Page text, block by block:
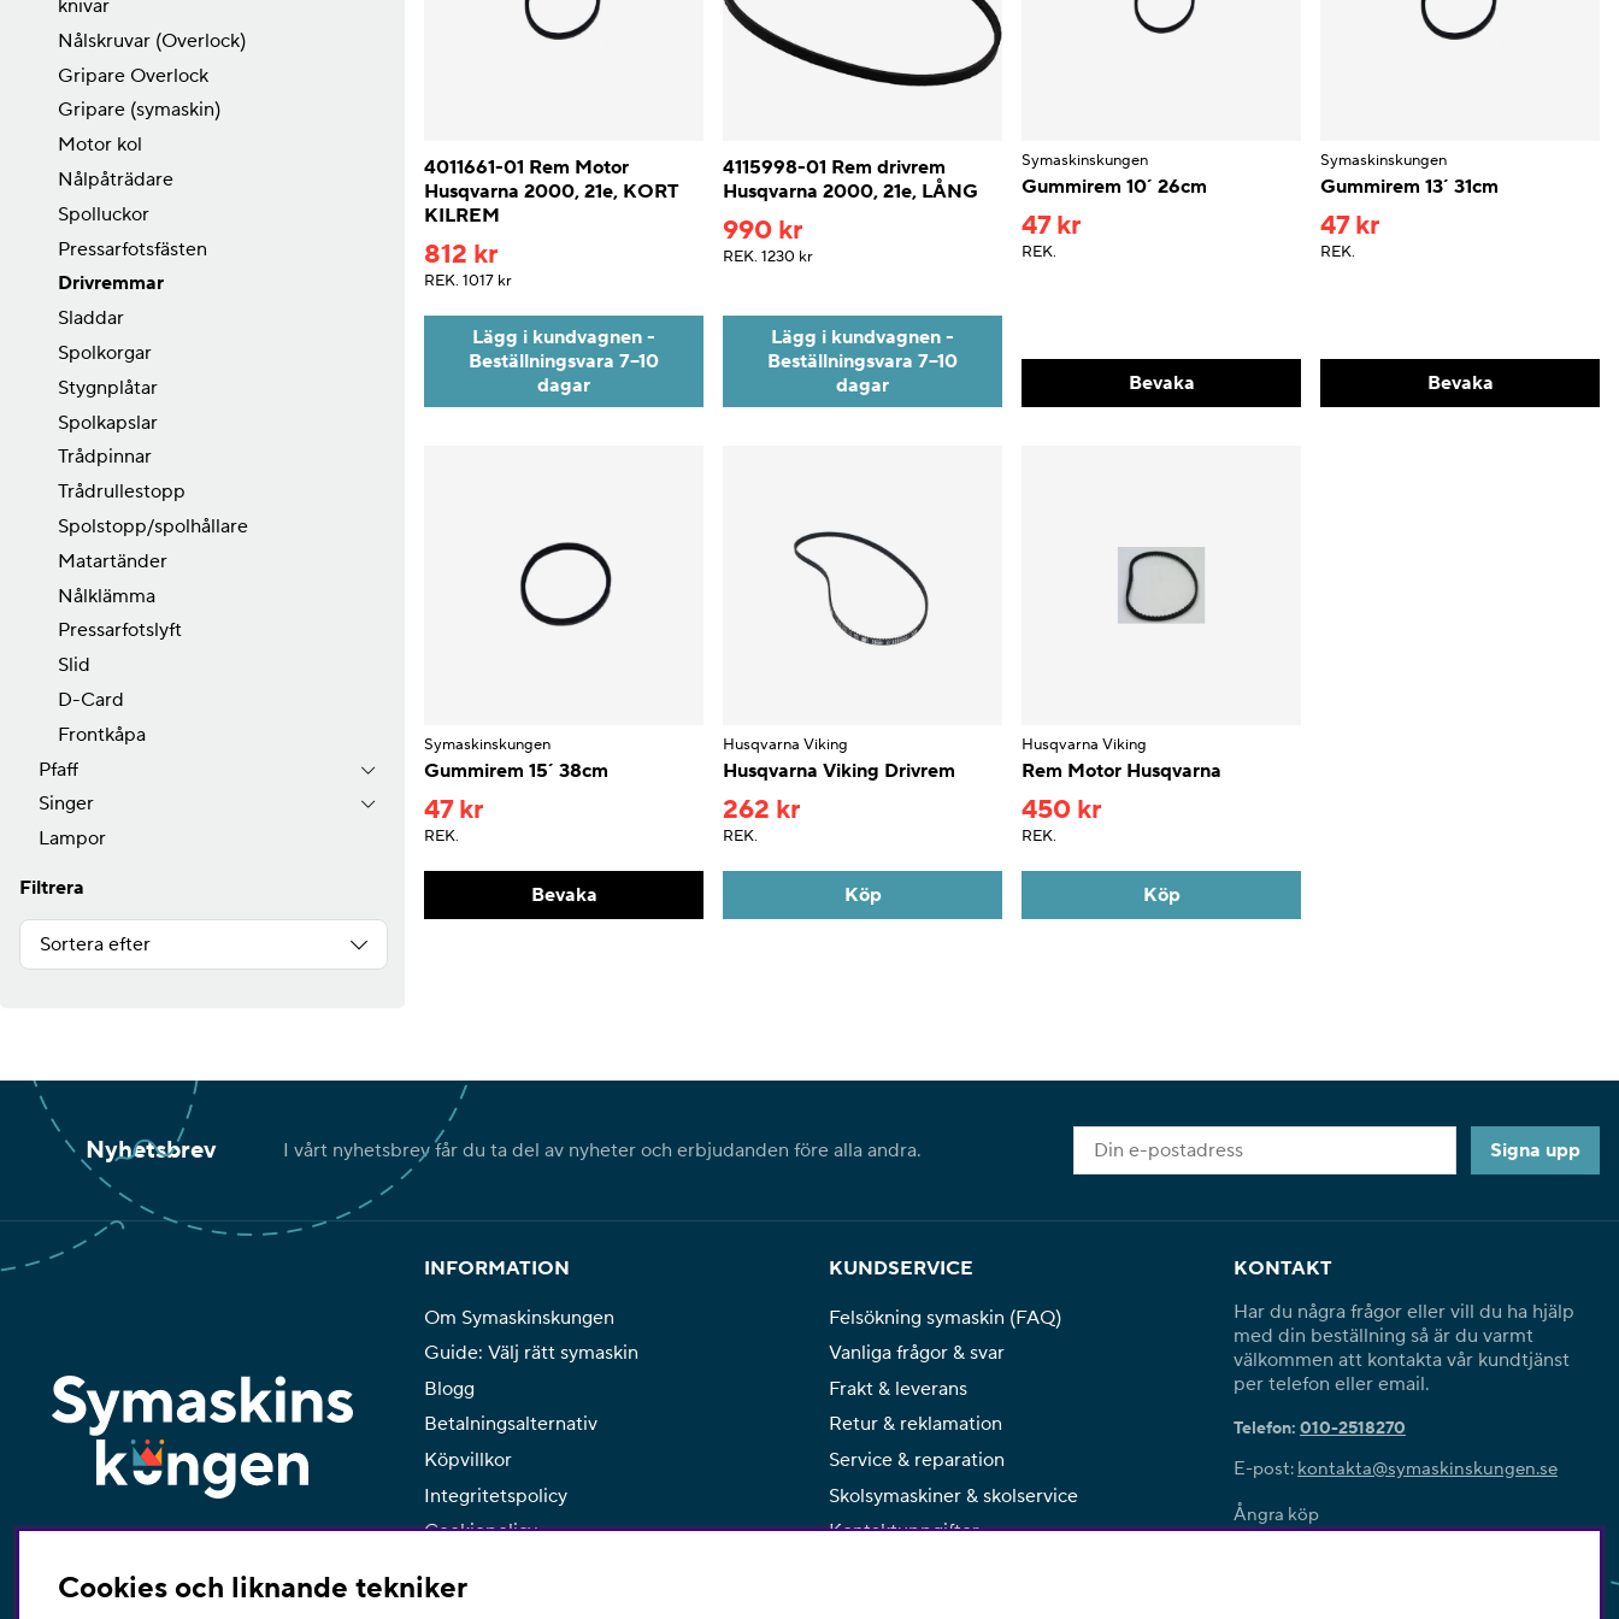
knivar
Nålskruvar (Overlock)
Gripare Overlock
Gripare (symaskin)
Motor kol
Nålpåträdare
Spolluckor
Pressarfotsfästen
Drivremmar
Sladdar
Spolkorgar
Stygnplåtar
Spolkapslar
Trådpinnar
Trådrullestopp
Spolstopp/spolhållare
Matartänder
Nålklämma
Pressarfotslyft
Slid
D-Card
Frontkåpa
Pfaff
Singer
Lampor
Filtrera
Sortera efter
4011661-01 Rem Motor
Husqvarna 2000, 21e, KORT
KILREM
812 kr
REK. 1017 kr
Lägg i kundvagnen -
Beställningsvara 7–10
dagar
4115998-01 Rem drivrem
Husqvarna 2000, 21e, LÅNG
990 kr
REK. 1230 kr
Lägg i kundvagnen -
Beställningsvara 7–10
dagar
Symaskinskungen
Gummirem 10´ 26cm
47 kr
REK.
Bevaka
Symaskinskungen
Gummirem 13´ 31cm
47 kr
REK.
Bevaka
Symaskinskungen
Gummirem 15´ 38cm
47 kr
REK.
Bevaka
Husqvarna Viking
Husqvarna Viking Drivrem
262 kr
REK.
Köp
Husqvarna Viking
Rem Motor Husqvarna
450 kr
REK.
Köp
Nyhetsbrev I vårt nyhetsbrev får du ta del av nyheter och erbjudanden före alla andra. Signa upp
INFORMATION
Om Symaskinskungen
Guide: Välj rätt symaskin
Blogg
Betalningsalternativ
Köpvillkor
Integritetspolicy
Cookiepolicy
KUNDSERVICE
Felsökning symaskin (FAQ)
Vanliga frågor & svar
Frakt & leverans
Retur & reklamation
Service & reparation
Skolsymaskiner & skolservice
Kontaktuppgifter
KONTAKT
Har du några frågor eller vill du ha hjälp
med din beställning så är du varmt
välkommen att kontakta vår kundtjänst
per telefon eller email.
Telefon: 010-2518270
E-post: kontakta@symaskinskungen.se
Ångra köp
Cookies och liknande tekniker